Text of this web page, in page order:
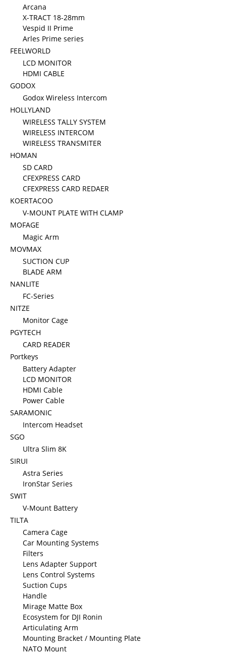
Arcana
X-TRACT 18-28mm
Vespid II Prime
Arles Prime series
FEELWORLD
LCD MONITOR
HDMI CABLE
GODOX
Godox Wireless Intercom
HOLLYLAND
WIRELESS TALLY SYSTEM
WIRELESS INTERCOM
WIRELESS TRANSMITER
HOMAN
SD CARD
CFEXPRESS CARD
CFEXPRESS CARD REDAER
KOERTACOO
V-MOUNT PLATE WITH CLAMP
MOFAGE
Magic Arm
MOVMAX
SUCTION CUP
BLADE ARM
NANLITE
FC-Series
NITZE
Monitor Cage
PGYTECH
CARD READER
Portkeys
Battery Adapter
LCD MONITOR
HDMI Cable
Power Cable
SARAMONIC
Intercom Headset
SGO
Ultra Slim 8K
SIRUI
Astra Series
IronStar Series
SWIT
V-Mount Battery
TILTA
Camera Cage
Car Mounting Systems
Filters
Lens Adapter Support
Lens Control Systems
Suction Cups
Handle
Mirage Matte Box
Ecosystem for DJI Ronin
Articulating Arm
Mounting Bracket / Mounting Plate
NATO Mount